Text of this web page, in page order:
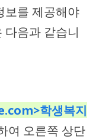
보를 제공해야
다음과 같습니
학생복지
여 오른쪽 상단